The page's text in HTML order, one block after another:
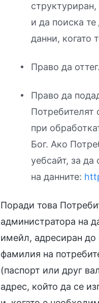
и да поиска те
данни, когато
Право да
Право да
Потребителят
при
Бог. Ако
уебсайт, за да
на данните:
Поради това
администратора на
имейл, адресиран до
фамилия на
(паспорт или друг
адрес, който да се